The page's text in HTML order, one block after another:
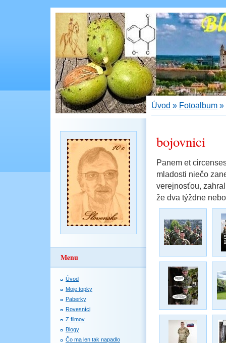
Menu
Úvod
Moje topky
Paberky
Rovesníci
Z filmov
Blogy
Čo ma len tak napadlo
Úvod » Fotoalbum »
bojovnici
Panem et
mladosti niečo
verejnosťou,
že dva týždne